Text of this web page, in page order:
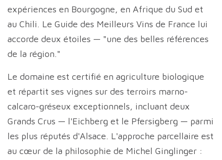
expériences en Bourgogne, en Afrique du Sud et
au Chili. Le Guide des Meilleurs Vins de France lui
accorde deux étoiles — "une des belles références
de la région."
Le domaine est certifié en agriculture biologique
et répartit ses vignes sur des terroirs marno-
calcaro-gréseux exceptionnels, incluant deux
Grands Crus — l'Eichberg et le Pfersigberg — parmi
les plus réputés d'Alsace. L'approche parcellaire est
au cœur de la philosophie de Michel Ginglinger :